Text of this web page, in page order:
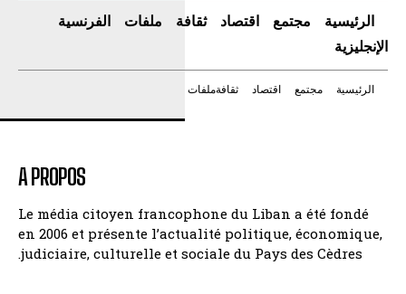
الرئيسية مجتمع اقتصاد ثقافة ملفات
الفرنسية
الإنجليزية
الرئيسية مجتمع اقتصاد ثقافةملفات
A PROPOS
Le média citoyen francophone du Liban a été fondé
en 2006 et présente l’actualité politique, économique,
judiciaire, culturelle et sociale du Pays des Cèdres.